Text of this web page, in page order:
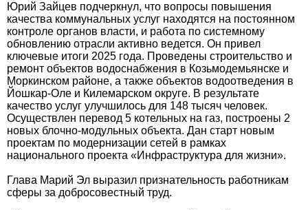
Юрий Зайцев подчеркнул, что вопросы повышения
качества коммунальных услуг находятся на постоянном
контроле органов власти, и работа по системному
обновлению отрасли активно ведется. Он привел
ключевые итоги 2025 года. Проведены строительство и
ремонт объектов водоснабжения в Козьмодемьянске и
Моркинском районе, а также объектов водоотведения в
Йошкар-Оле и Килемарском округе. В результате
качество услуг улучшилось для 148 тысяч человек.
Осуществлен перевод 5 котельных на газ, построены 2
новых блочно-модульных объекта. Дан старт новым
проектам по модернизации сетей в рамках
национального проекта «Инфраструктура для жизни».
Глава Марий Эл выразил признательность работникам
сферы за добросовестный труд.